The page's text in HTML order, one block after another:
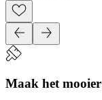
Maak het mooier